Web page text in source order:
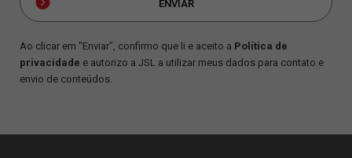
Ao clicar em "Enviar", confirmo que li e aceito a Política de
privacidade e autorizo a JSL a utilizar meus dados para contato e
envio de conteúdos.